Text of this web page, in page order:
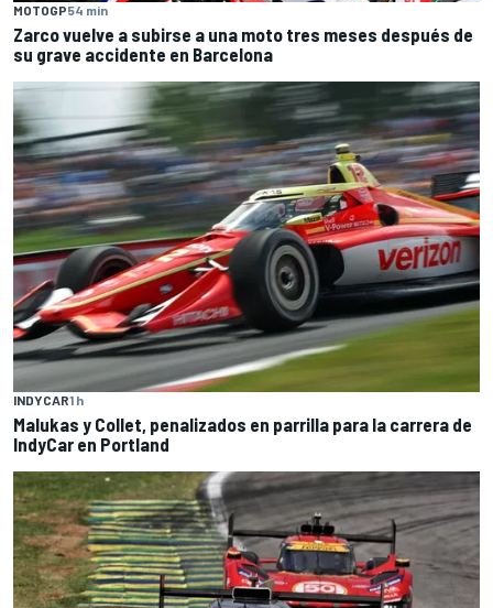
MOTOGP54 min
Zarco vuelve a subirse a una moto tres meses después de
su grave accidente en Barcelona
INDYCAR1 h
Malukas y Collet, penalizados en parrilla para la carrera de
IndyCar en Portland